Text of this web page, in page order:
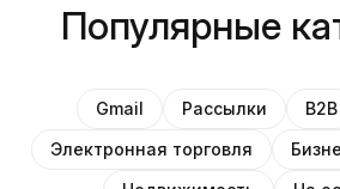
Популярные
Gmail Рассылки B2B
Электронная торговля